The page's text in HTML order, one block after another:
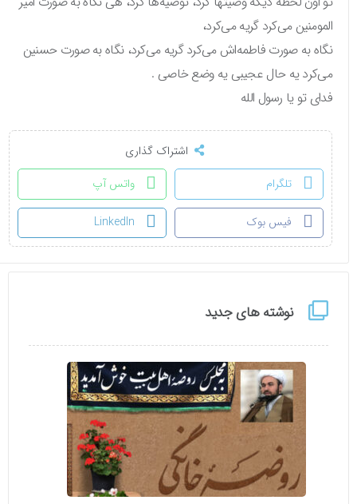
نوشته های جدید
المومنین می‌کرد گریه می‌کرد،
نگاه به صورت فاطمه‌اش می‌کرد گریه می‌کرد، نگاه به صورت حسنین
می‌کرد یه حال عجیبی یه وضع خاصی .
فدای تو یا رسول الله
اشتراک گذاری
تلگرام
واتس آپ
فیس بوک LinkedIn